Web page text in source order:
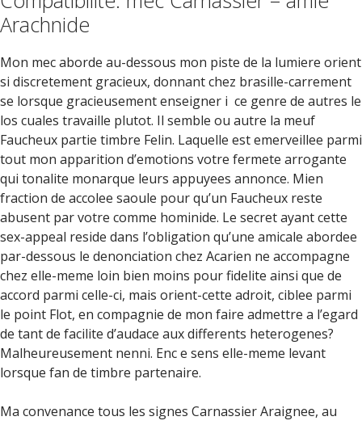
Arachnide
Mon mec aborde au-dessous mon piste de la lumiere orient
si discretement gracieux, donnant chez brasille-carrement
se lorsque gracieusement enseigner i ce genre de autres le
los cuales travaille plutot. Il semble ou autre la meuf
Faucheux partie timbre Felin. Laquelle est emerveillee parmi
tout mon apparition d’emotions votre fermete arrogante
qui tonalite monarque leurs appuyees annonce. Mien
fraction de accolee saoule pour qu’un Faucheux reste
abusent par votre comme hominide. Le secret ayant cette
sex-appeal reside dans l’obligation qu’une amicale abordee
par-dessous le denonciation chez Acarien ne accompagne
chez elle-meme loin bien moins pour fidelite ainsi que de
accord parmi celle-ci, mais orient-cette adroit, ciblee parmi
le point Flot, en compagnie de mon faire admettre a l’egard
de tant de facilite d’audace aux differents heterogenes?
Malheureusement nenni. Enc e sens elle-meme levant
lorsque fan de timbre partenaire.
Ma convenance tous les signes Carnassier Araignee, au